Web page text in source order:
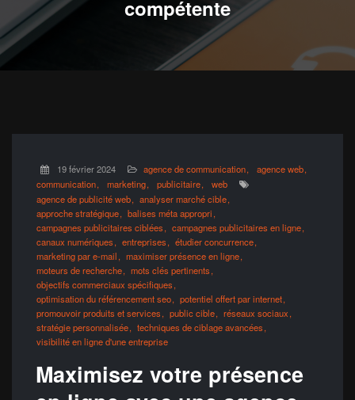
compétente
19 février 2024 agence de communication
agence web
communication
marketing publicitaire
web
agence de publicité web
analyser marché cible
approche stratégique
balises méta appropri
campagnes publicitaires ciblées
campagnes publicitaires en ligne
canaux numériques
entreprises
étudier concurrence
marketing par e-mail
maximiser présence en ligne
moteurs de recherche
mots clés pertinents
objectifs commerciaux spécifiques
optimisation du référencement seo
potentiel offert par internet
promouvoir produits et services
public cible
réseaux sociaux
stratégie personnalisée
techniques de ciblage avancées
visibilité en ligne d'une entreprise
Maximisez votre présence